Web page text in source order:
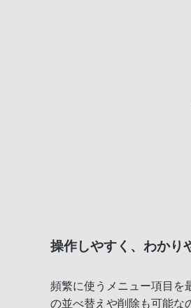
操作しやすく、わかり
頻繁に使うメニュー項目を
の並べ替えや削除も可能な